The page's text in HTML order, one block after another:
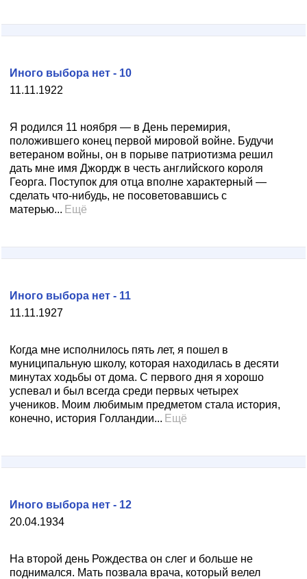
11.11.1922
Иного выбора нет - 10
Я родился 11 ноября — в День перемирия,
положившего конец первой мировой войне. Будучи
ветераном войны, он в порыве патриотизма решил
дать мне имя Джордж в честь английского короля
Георга. Поступок для отца вполне характерный —
сделать что-нибудь, не посоветовавшись с
матерью... Ещё
11.11.1927
Иного выбора нет - 11
Когда мне исполнилось пять лет, я пошел в
муниципальную школу, которая находилась в десяти
минутах ходьбы от дома. С первого дня я хорошо
успевал и был всегда среди первых четырех
учеников. Моим любимым предметом стала история,
конечно, история Голландии... Ещё
20.04.1934
Иного выбора нет - 12
На второй день Рождества он слег и больше не
поднимался. Мать позвала врача, который велел